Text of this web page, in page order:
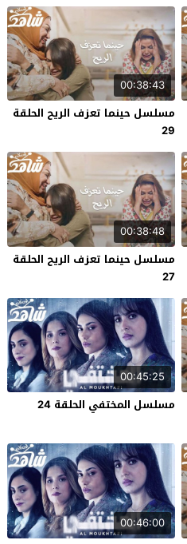
00:38:43
مسلسل حينما تعزف الريح الحلقة
29
00:38:48
مسلسل حينما تعزف الريح الحلقة
27
00:45:25
مسلسل المختفي الحلقة 24
00:46:00